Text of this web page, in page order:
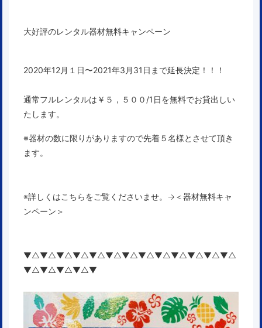
大好評のレンタル器材無料キャンペーン
2020年12月１日〜2021年3月31日まで延長決定！！！
通常フルレンタルは￥５，５００/1日を無料でお貸出しい
たします。
※器材の数に限りがありますので先着５名様とさせて頂き
ます。
※詳しくはこちらをご覧くださいませ。→ ＜器材無料キャ
ンペーン＞
▼△▼△▼△▼△▼△▼△▼△▼△▼△▼△▼△▼△▼△
▼△▼△▼△▼△▼